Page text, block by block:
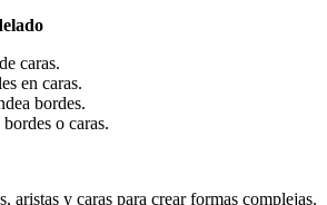
caras.
en caras.
bordes.
o caras.
aristas y caras para crear formas complejas.